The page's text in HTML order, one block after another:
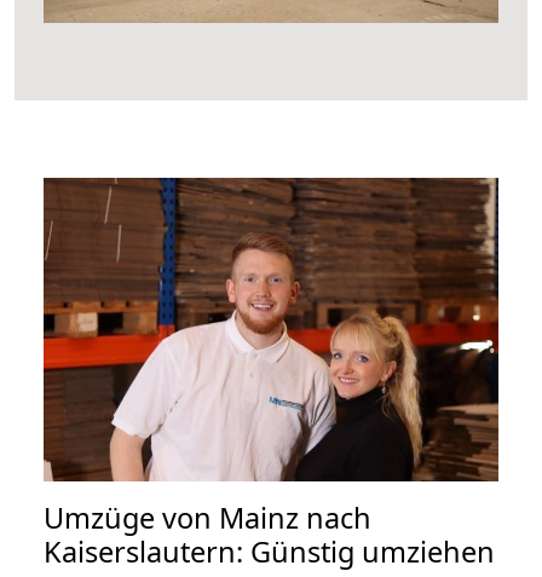
Umzüge von Mainz nach
Kaiserslautern: Günstig umziehen